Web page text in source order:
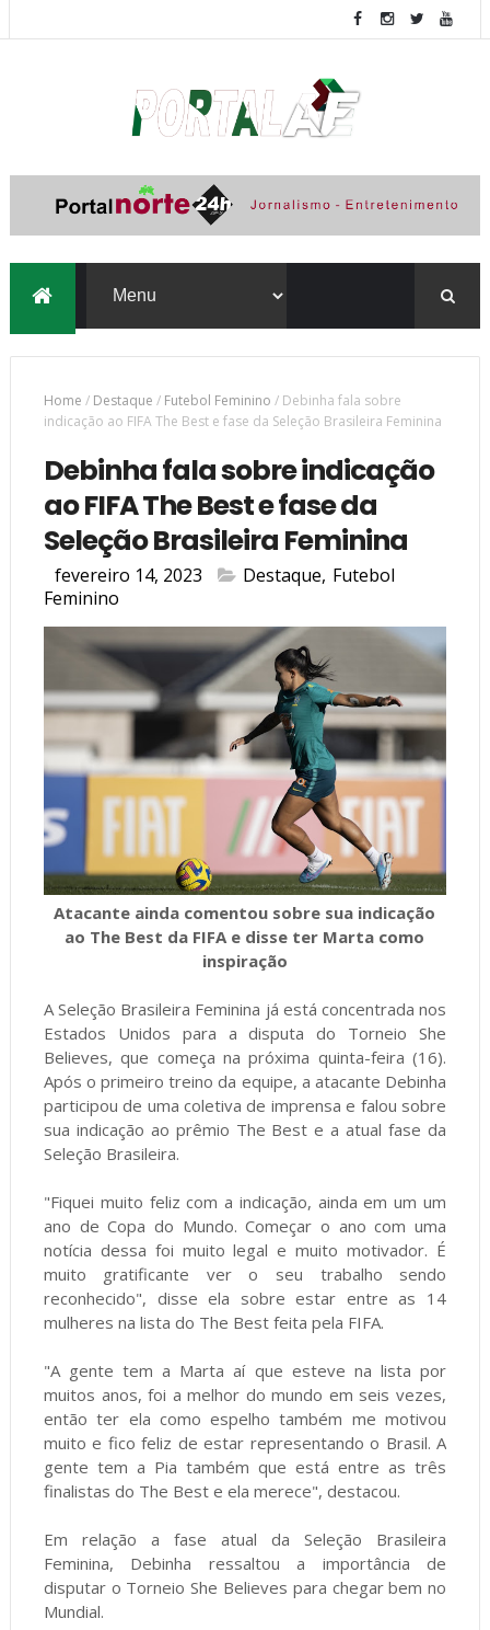
Home / Destaque / Futebol Feminino / Debinha fala sobre
indicação ao FIFA The Best e fase da Seleção Brasileira Feminina
Debinha fala sobre indicação
ao FIFA The Best e fase da
Seleção Brasileira Feminina
fevereiro 14, 2023 Destaque, Futebol
Feminino
Atacante ainda comentou sobre sua indicação
ao The Best da FIFA e disse ter Marta como
inspiração
A Seleção Brasileira Feminina já está concentrada nos
Estados Unidos para a disputa do Torneio She
Believes, que começa na próxima quinta-feira (16).
Após o primeiro treino da equipe, a atacante Debinha
participou de uma coletiva de imprensa e falou sobre
sua indicação ao prêmio The Best e a atual fase da
Seleção Brasileira.
"Fiquei muito feliz com a indicação, ainda em um um
ano de Copa do Mundo. Começar o ano com uma
notícia dessa foi muito legal e muito motivador. É
muito gratificante ver o seu trabalho sendo
reconhecido", disse ela sobre estar entre as 14
mulheres na lista do The Best feita pela FIFA.
"A gente tem a Marta aí que esteve na lista por
muitos anos, foi a melhor do mundo em seis vezes,
então ter ela como espelho também me motivou
muito e fico feliz de estar representando o Brasil. A
gente tem a Pia também que está entre as três
finalistas do The Best e ela merece", destacou.
Em relação a fase atual da Seleção Brasileira
Feminina, Debinha ressaltou a importância de
disputar o Torneio She Believes para chegar bem no
Mundial.